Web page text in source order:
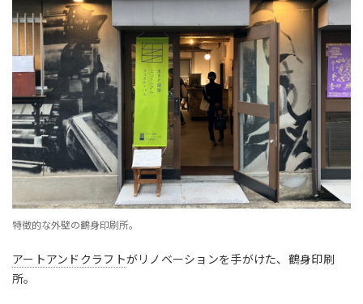
特徴的な外壁の鶴身印刷所。
アートアンドクラフトがリノベーションを手がけた、鶴身印刷
所。